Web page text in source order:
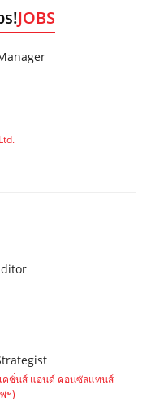
JOBS
ชั่นส์ แอนด์ คอนซัลแทนส์
ฯ)